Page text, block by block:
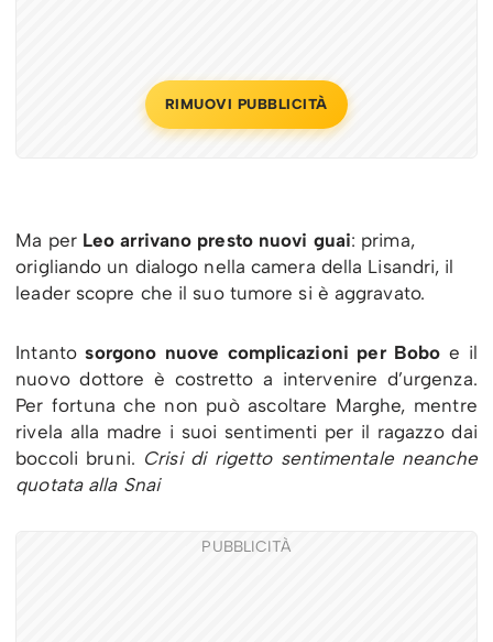
RIMUOVI PUBBLICITÀ
Ma per Leo arrivano presto nuovi guai: prima,
origliando un dialogo nella camera della Lisandri, il
leader scopre che il suo tumore si è aggravato.
Intantosorgono nuove complicazioni per Bobo e il
nuovo dottore è costretto a intervenire d’urgenza.
Per fortuna che non può ascoltare Marghe, mentre
rivela alla madre i suoi sentimenti per il ragazzo dai
boccoli bruni. Crisi di rigetto sentimentale neanche
quotata alla Snai
PUBBLICITÀ